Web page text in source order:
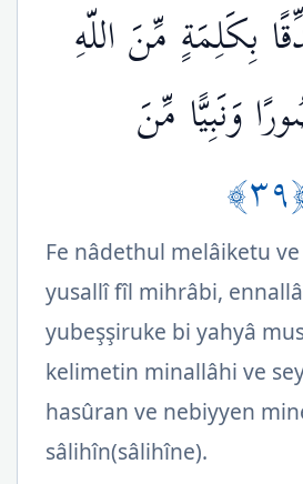
بِكَلِمَةٍ مِّنَ اللّهِ
وَنَبِيًّا مِّنَ
Fe nâdethul melâiketu
yusallî fîl mihrâbi,
yubeşşiruke bi yahyâ
kelimetin minallâhi ve
hasûran ve nebiyyen
sâlihîn(sâlihîne).